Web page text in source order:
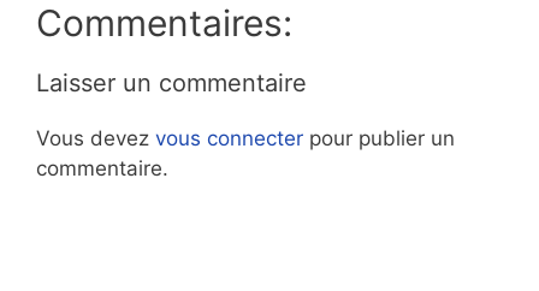
Commentaires:
Laisser un commentaire
Vous devez vous connecter pour publier un
commentaire.